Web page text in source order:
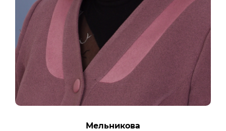
Мельникова